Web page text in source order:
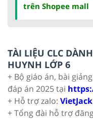
trên Shopee mall
TÀI LIỆU CLC
HUYNH LỚP 6
+ Bộ giáo án, bài
đáp án 2025 tại
+ Hỗ trợ zalo:
+ Tổng đài hỗ trợ